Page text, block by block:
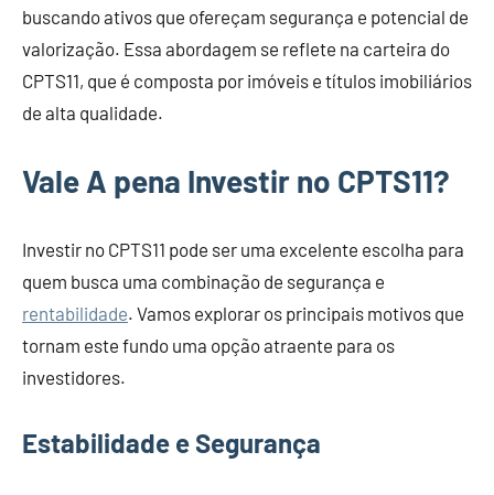
buscando ativos que ofereçam segurança e potencial de
valorização. Essa abordagem se reflete na carteira do
CPTS11, que é composta por imóveis e títulos imobiliários
de alta qualidade.
Vale A pena Investir no CPTS11?
Investir no CPTS11 pode ser uma excelente escolha para
quem busca uma combinação de segurança e
rentabilidade. Vamos explorar os principais motivos que
tornam este fundo uma opção atraente para os
investidores.
Estabilidade e Segurança